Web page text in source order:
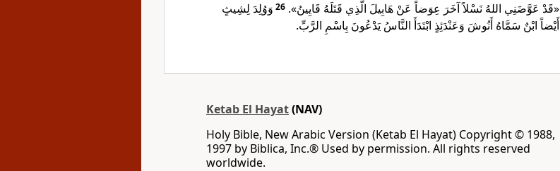
«قَدْ عَوَّضَنِي اللهُ نَسْلاً آخَرَ عِوَضاً عَنْ هَابِيلَ الَّذِي قَتَلَهُ قَايِينُ».26 وَوُلِدَ لِشِيثٍ
أَيْضاً ابْنٌ سَمَّاهُ أَنُوشَ وَعَنْدَئِذٍ ابْتَدَأَ النَّاسُ يَدْعُونَ بِاسْمِ الرَّبِّ.
Ketab El Hayat(NAV)
Holy Bible, New Arabic Version (Ketab El Hayat) Copyright © 1988,
1997 by Biblica, Inc.® Used by permission. All rights reserved
worldwide.